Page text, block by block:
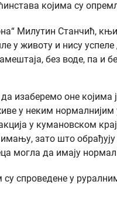
којима су
Милутин Станчић,
у животу и нису
без воде, па и
изаберемо оне
у неким нормалнијим
у кумановском
зато што
могла да имају
спроведене у